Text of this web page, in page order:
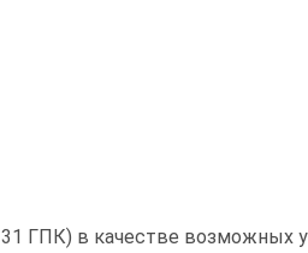
31 ГПК) в качестве возможных